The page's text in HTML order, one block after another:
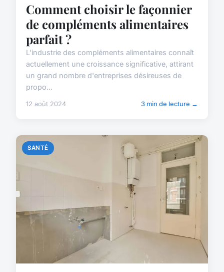
Comment choisir le façonnier
de compléments alimentaires
parfait ?
L'industrie des compléments alimentaires connaît
actuellement une croissance significative, attirant
un grand nombre d'entreprises désireuses de
propo...
12 août 2024 3 min de lecture →
SANTÉ